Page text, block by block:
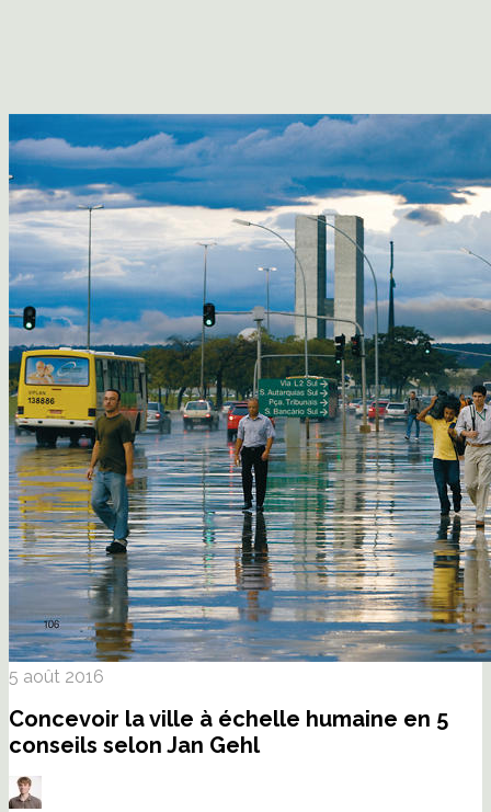
5 août 2016
Concevoir la ville à échelle humaine en 5
conseils selon Jan Gehl